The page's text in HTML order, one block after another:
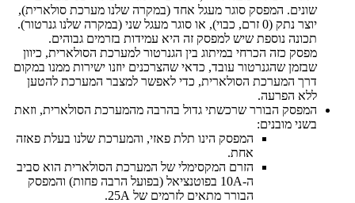
שונים. המפסק סוגר מעגל אחד (במקרה שלנו מערכת סולארית),
יוצר נתק (0 זרם, כבוי), או סוגר מעגל שני (במקרה שלנו גנרטור).
תכונה נוספת שיש למפסק זה היא עמידות בזרמים גבוהים.
מפסק כזה הכרחי במיתוג בין הגנרטור למערכת הסולארית, כיוון
שבזמן שהגנרטור עובד, כדאי שהצרכנים יוזנו ישירות ממנו במקום
דרך המערכת הסולארית, כדי לאפשר למצבר המערכת להטען
ללא הפרעה.
המפסק הבורר שרכשתי גדול בהרבה מהמערכת הסולארית, וזאת
בשני מובנים:
המפסק הינו תלת פאזי, והמערכת שלנו בעלת פאזה
אחת.
הזרם המקסימלי של המערכת הסולארית הוא סביב
ה-10A בפוטנציאל (בפועל הרבה פחות) והמפסק
הבורר מתאים לזרמים של 25A.